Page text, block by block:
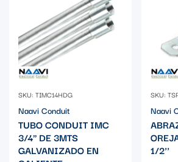
SKU: TIMC14HDG
Naavi Conduit
TUBO CONDUIT IMC
3/4" DE 3MTS
GALVANIZADO EN
SKU:
Naavi
1/2''